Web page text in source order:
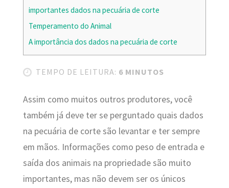
importantes dados na pecuária de corte
Temperamento do Animal
A importância dos dados na pecuária de corte
TEMPO DE LEITURA: 6 MINUTOS
Assim como muitos outros produtores, você
também já deve ter se perguntado quais dados
na pecuária de corte são levantar e ter sempre
em mãos. Informações como peso de entrada e
saída dos animais na propriedade são muito
importantes, mas não devem ser os únicos